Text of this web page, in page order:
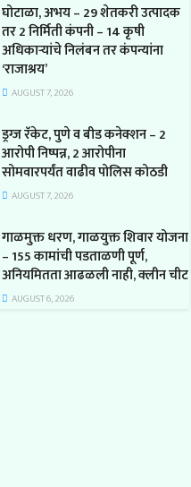
घोटाळा, अभय – 29 शेतकरी उत्पादक
तर 2 निर्मिती कंपनी – 14 कृषी
अधिकाऱ्यांचे निलंबन तर कंपन्यांना
‘राजाश्रय’
AUGUST 7, 2026
ड्रग्ज रॅकेट, पुणे व बीड कनेक्शन – 2
आरोपी निष्पन्न, 2 आरोपीना
सोमवारपर्यंत वाढीव पोलिस कोठडी
AUGUST 7, 2026
गाळमुक्त धरण, गाळयुक्त शिवार योजना
– 155 कामांची पडताळणी पूर्ण,
अनियमितता आढळली नाही, क्लीन चीट
AUGUST 6, 2026